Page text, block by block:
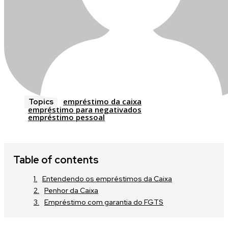
Topics
empréstimo da caixa
empréstimo para negativados
empréstimo pessoal
Table of contents
Entendendo os empréstimos da Caixa
Penhor da Caixa
Empréstimo com garantia do FGTS